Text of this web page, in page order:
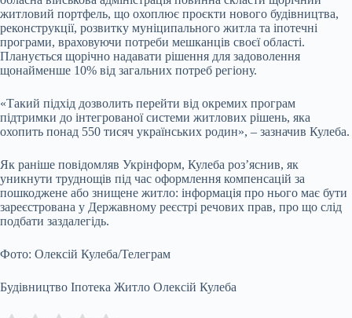
житловий портфель, що охоплює проєкти нового будівництва,
реконструкції, розвитку муніципального житла та іпотечні
програми, враховуючи потреби мешканців своєї області.
Планується щорічно надавати рішення для задоволення
щонайменше 10% від загальних потреб регіону.
«Такий підхід дозволить перейти від окремих програм
підтримки до інтегрованої системи житлових рішень, яка
охопить понад 550 тисяч українських родин», – зазначив Кулеба.
Як раніше повідомляв Укрінформ, Кулеба роз’яснив, як
уникнути труднощів під час оформлення компенсацій за
пошкоджене або знищене житло: інформація про нього має бути
зареєстрована у Державному реєстрі речових прав, про що слід
подбати заздалегідь.
Фото: Олексій Кулеба/Телеграм
Будівництво Іпотека Житло Олексій Кулеба